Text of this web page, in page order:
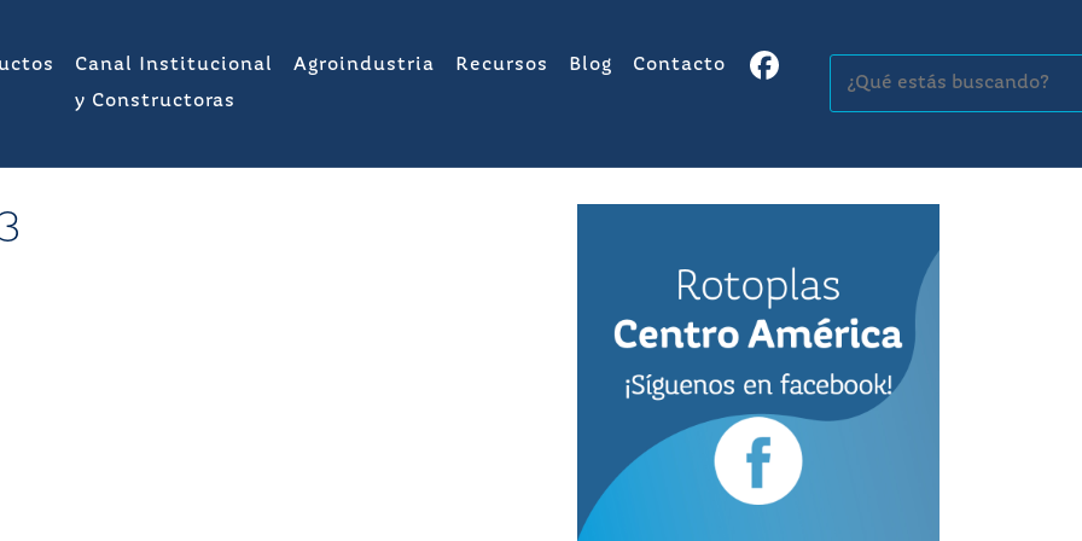
Canal Institucional
y Constructoras
Agroindustria Recursos Blog Contacto Buscar: